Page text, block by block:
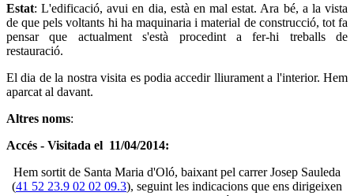
Estat: L'edificació, avui en dia, està en mal estat. Ara bé, a la vista
de que pels voltants hi ha maquinaria i material de construcció, tot fa
pensar que actualment s'està procedint a fer-hi treballs de
restauració.
El dia de la nostra visita es podia accedir lliurament a l'interior. Hem
aparcat al davant.
Altres noms:
Accés - Visitada el 11/04/2014:
Hem sortit de Santa Maria d'Oló, baixant pel carrer Josep Sauleda
(41 52 23.9 02 02 09.3), seguint les indicacions que ens dirigeixen